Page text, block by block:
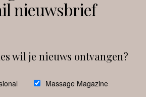
Follow on Instagram
nieuwsbrief
wil je nieuws ontvangen?
Massage Magazine